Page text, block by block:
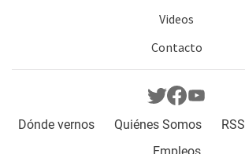
Videos
Contacto
Dónde vernos Quiénes Somos RSS